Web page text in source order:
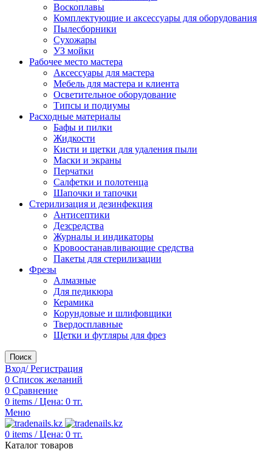
Воскоплавы
Комплектующие и аксессуары для оборудования
Пылесборники
Сухожары
УЗ мойки
Рабочее место мастера
Аксессуары для мастера
Мебель для мастера и клиента
Осветительное оборудование
Типсы и подиумы
Расходные материалы
Бафы и пилки
Жидкости
Кисти и щетки для удаления пыли
Маски и экраны
Перчатки
Салфетки и полотенца
Шапочки и тапочки
Стерилизация и дезинфекция
Антисептики
Дезсредства
Журналы и индикаторы
Кровоостанавливающие средства
Пакеты для стерилизации
Фрезы
Алмазные
Для педикюра
Керамика
Корундовые и шлифовщики
Твердосплавные
Щетки и футляры для фрез
Поиск
Вход/ Регистрация
0 Список желаний
0 Сравнение
0 items / Цена: 0 тг.
Меню
0 items / Цена: 0 тг.
Каталог товаров